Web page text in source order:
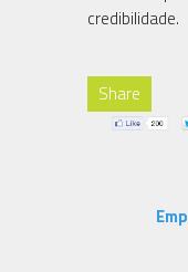
credibilidade.
Share